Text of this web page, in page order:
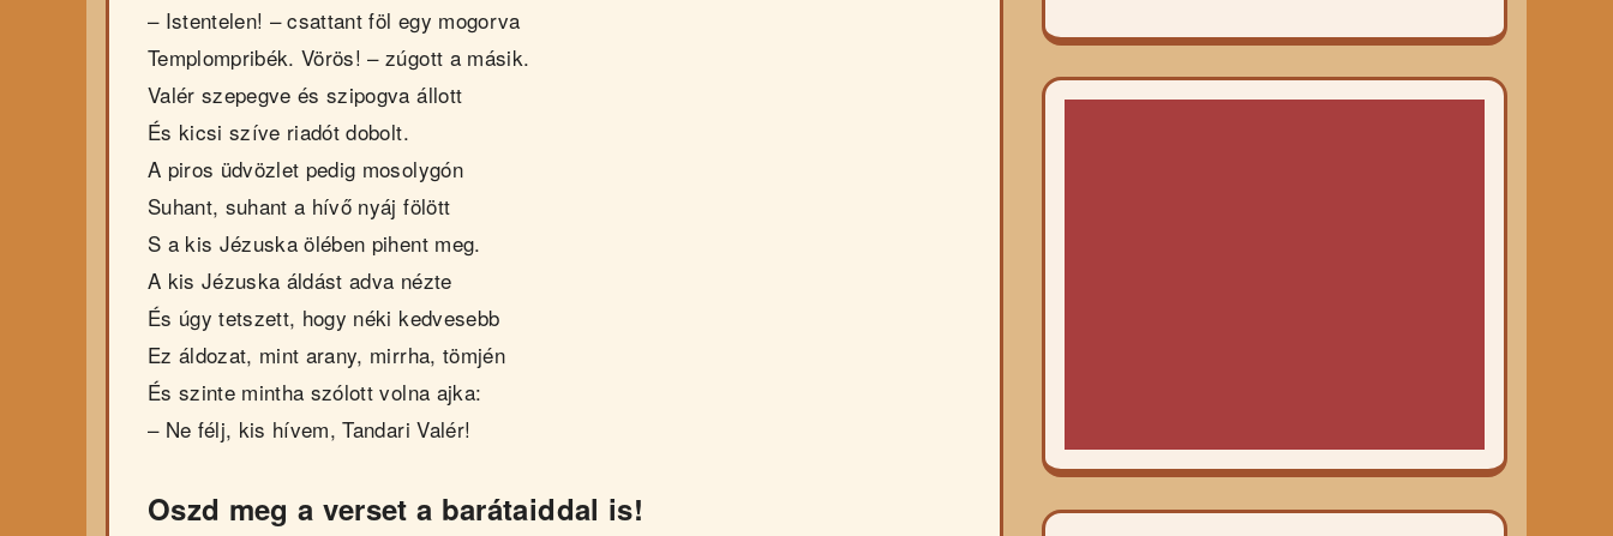
– Istentelen! – csattant föl egy mogorva
Templompribék. Vörös! – zúgott a másik.
Valér szepegve és szipogva állott
És kicsi szíve riadót dobolt.
A piros üdvözlet pedig mosolygón
Suhant, suhant a hívő nyáj fölött
S a kis Jézuska ölében pihent meg.
A kis Jézuska áldást adva nézte
És úgy tetszett, hogy néki kedvesebb
Ez áldozat, mint arany, mirrha, tömjén
És szinte mintha szólott volna ajka:
– Ne félj, kis hívem, Tandari Valér!
Oszd meg a verset a barátaiddal is!